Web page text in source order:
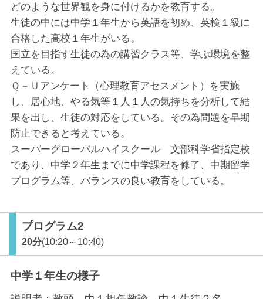
どのような世界観を身に付けるかを教育する。
生徒の中には中学１年生から英語を初め、英検１級に
合格した高校１年生がいる。
国立を目指す生徒の為の講習クラス等、学ぶ環境を整
えている。
Ｑ－Ｕアンケート（心理教育アセスメント）を実施
し、居心地、やる気等１人１人の気持ちを分析して結
果を出し、生徒の対応をしている。その為問題を早期
防止できると考えている。
スーパーグローバルハイスクール 文部科学省指定校
であり、中学２年生までに中学課程を修了、中期留学
プログラム等、バランスの良い教育をしている。
プログラム2
20分(10:20～10:40)
中学１年生の様子